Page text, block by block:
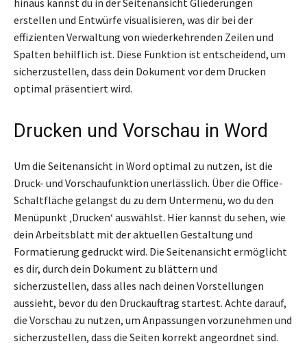
erstellen und Entwürfe visualisieren, was dir bei der
effizienten Verwaltung von wiederkehrenden Zeilen und
Spalten behilflich ist. Diese Funktion ist entscheidend, um
sicherzustellen, dass dein Dokument vor dem Drucken
optimal präsentiert wird.
Drucken und Vorschau in Word
Um die Seitenansicht in Word optimal zu nutzen, ist die
Druck- und Vorschaufunktion unerlässlich. Über die Office-
Schaltfläche gelangst du zu dem Untermenü, wo du den
Menüpunkt ‚Drucken‘ auswählst. Hier kannst du sehen, wie
dein Arbeitsblatt mit der aktuellen Gestaltung und
Formatierung gedruckt wird. Die Seitenansicht ermöglicht
es dir, durch dein Dokument zu blättern und
sicherzustellen, dass alles nach deinen Vorstellungen
aussieht, bevor du den Druckauftrag startest. Achte darauf,
die Vorschau zu nutzen, um Anpassungen vorzunehmen und
sicherzustellen, dass die Seiten korrekt angeordnet sind.